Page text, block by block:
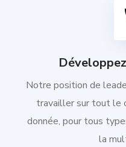
Notre position de
travailler sur tout le
donnée, pour tous
la